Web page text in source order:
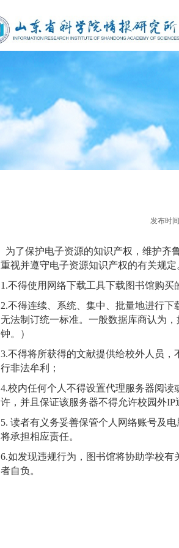
发布时
为了保护电子资源的知识产权，维护齐
重视并遵守电子资源知识产权的有关规
1.不得使用网络下载工具下载图书馆购买
2.不得连续、系统、集中、批量地进行下
无法制订统一标准。一般数据库商认为
钟。）
3.不得将所获得的文献提供给校外人员
行非法牟利；
4.校内任何个人不得设置代理服务器阅
许，并且保证该服务器不得允许校园外IP
5. 读者有义务妥善保管个人网络账号及
将承担相应责任。
6.如发现违规行为，图书馆将协助学校
者自负。